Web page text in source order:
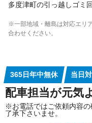
多度津町の引っ越しゴミ
※一部地域・離島は対応エリ
合わせください。
365日年中無休 当日
配車担当が元気
※お電話ではご依頼内容
了承下さいませ。